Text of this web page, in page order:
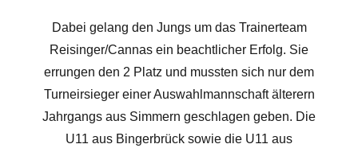
Dabei gelang den Jungs um das Trainerteam
Reisinger/Cannas ein beachtlicher Erfolg. Sie
errungen den 2 Platz und mussten sich nur dem
Turneirsieger einer Auswahlmannschaft älterern
Jahrgangs aus Simmern geschlagen geben. Die
U11 aus Bingerbrück sowie die U11 aus